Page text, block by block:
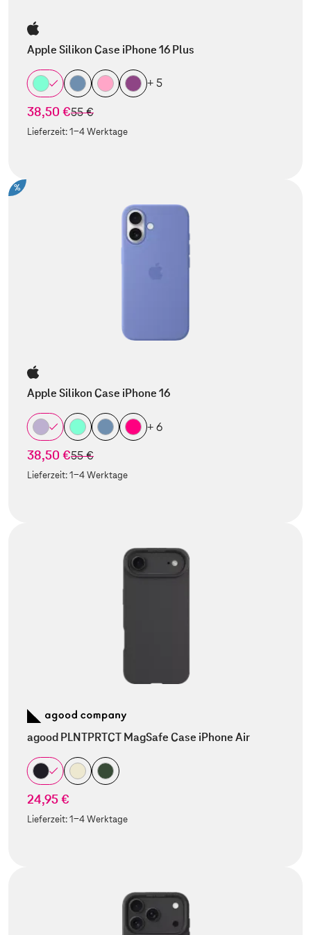
Apple Silikon Case iPhone 16 Plus
+ 5
38,50 €statt
55 €
Lieferzeit:1-4 Werktage
%
Apple Silikon Case iPhone 16
+ 6
38,50 €statt
55 €
Lieferzeit:1-4 Werktage
agood PLNTPRTCT MagSafe Case iPhone Air
24,95 €
Lieferzeit:1-4 Werktage